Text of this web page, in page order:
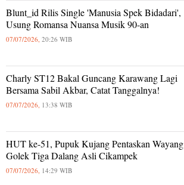
Blunt_id Rilis Single 'Manusia Spek Bidadari',
Usung Romansa Nuansa Musik 90-an
07/07/2026, 20:26 WIB
Charly ST12 Bakal Guncang Karawang Lagi
Bersama Sabil Akbar, Catat Tanggalnya!
07/07/2026, 13:38 WIB
HUT ke-51, Pupuk Kujang Pentaskan Wayang
Golek Tiga Dalang Asli Cikampek
07/07/2026, 14:29 WIB